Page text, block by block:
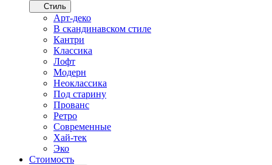
Стиль
Арт-деко
В скандинавском стиле
Кантри
Классика
Лофт
Модерн
Неоклассика
Под старину
Прованс
Ретро
Современные
Хай-тек
Эко
Стоимость